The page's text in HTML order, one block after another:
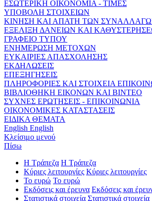
ΕΣΩΤΕΡΙΚΗ ΟΙΚΟΝΟΜΙΑ - ΤΙΜΕΣ
ΥΠΟΒΟΛΗ ΣΤΟΙΧΕΙΩΝ
ΚΙΝΗΣΗ ΚΑΙ ΑΠΑΤΗ ΤΩΝ
ΕΞΕΛΙΞΗ ΔΑΝΕΙΩΝ ΚΑΙ
ΓΡΑΦΕΙΟ ΤΥΠΟΥ
ΕΝΗΜΕΡΩΣΗ ΜΕΤΟΧΩΝ
ΕΥΚΑΙΡΙΕΣ ΑΠΑΣΧΟΛΗΣΗΣ
ΕΚΔΗΛΩΣΕΙΣ
ΕΠΕΞΗΓΗΣΕΙΣ
ΠΛΗΡΟΦΟΡΙΕΣ ΚΑΙ ΣΤΟΙΧΕΙΑ
ΒΙΒΛΙΟΘΗΚΗ ΕΙΚΟΝΩΝ ΚΑΙ ΒΙΝΤΕΟ
ΣΥΧΝΕΣ ΕΡΩΤΗΣΕΙΣ - ΕΠΙΚΟΙΝΩΝΙΑ
ΟΙΚΟΝΟΜΙΚΕΣ ΚΑΤΑΣΤΑΣΕΙΣ
ΕΙΔΙΚΑ ΘΕΜΑΤΑ
English English
Κλείσιμο μενού
Πίσω
Η Τράπεζα Η Τράπεζα
Κύριες λειτουργίες Κύριες λειτουργίες
Το ευρώ Το ευρώ
Εκδόσεις και έρευνα Εκδόσεις και
Στατιστικά στοιχεία Στατιστικά στοιχεία